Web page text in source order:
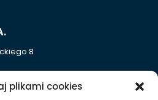
plikami cookies
8